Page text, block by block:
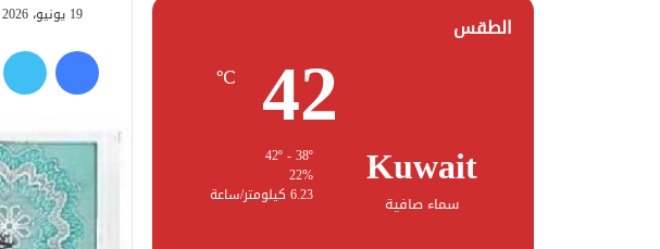
19 يونيو، 2026
فيسبوك
الطقس
Kuwait
سماء صافية
42
℃
42º - 38º
22%
6.23 كيلومتر/ساعة